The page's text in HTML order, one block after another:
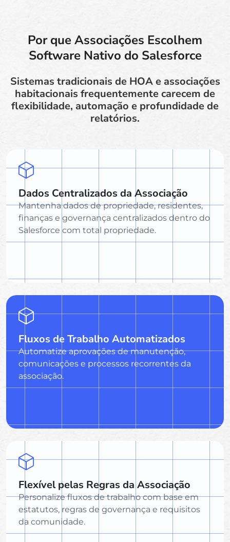
Por que Associações Escolhem
Software Nativo do Salesforce
Sistemas tradicionais de HOA e associações
habitacionais frequentemente carecem de
flexibilidade, automação e profundidade de
relatórios.
Dados Centralizados da Associação
Mantenha dados de propriedade, residentes,
finanças e governança centralizados dentro do
Salesforce com total propriedade.
Fluxos de Trabalho Automatizados
Automatize aprovações de manutenção,
comunicações e processos recorrentes da
associação.
Flexível pelas Regras da Associação
Personalize fluxos de trabalho com base em
estatutos, regras de governança e requisitos
da comunidade.